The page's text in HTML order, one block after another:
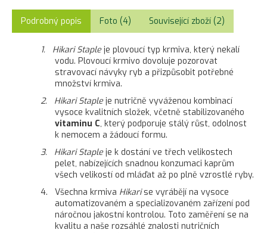
Podrobný popis Foto (4) Související zboží (2)
1. Hikari Stapleje plovoucí typ krmiva, který nekalí
vodu. Plovoucí krmivo dovoluje pozorovat
stravovací návyky ryb a přizpůsobit potřebné
množství krmiva.
2. Hikari Stapleje nutričně vyváženou kombinací
vysoce kvalitních složek, včetně stabilizovaného
vitaminu C, který podporuje stálý růst, odolnost
k nemocem a žádoucí formu.
3. Hikari Stapleje k dostání ve třech velikostech
pelet, nabízejících snadnou konzumaci kaprům
všech velikostí od mláďat až po plně vzrostlé ryby.
4. Všechna krmiva Hikarise vyrábějí na vysoce
automatizovaném a specializovaném zařízení pod
náročnou jakostní kontrolou. Toto zaměření se na
kvalitu a naše rozsáhlé znalosti nutričních